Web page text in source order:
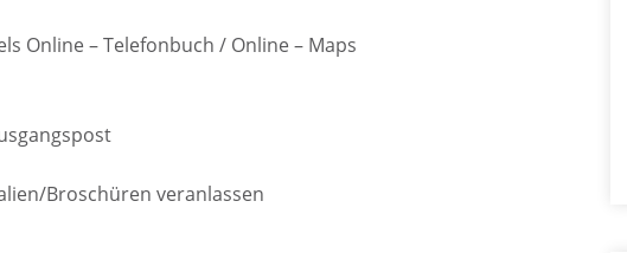
Online – Telefonbuch / Online – Maps
Broschüren veranlassen